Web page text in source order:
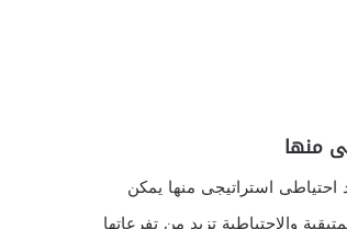
منها
استراتيجى منها يمكن